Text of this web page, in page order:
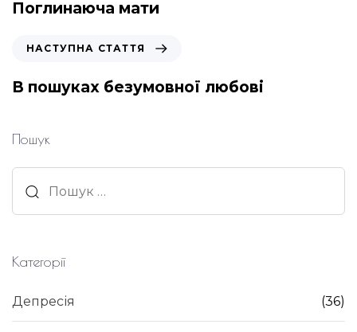
е
н
с
т
а
я
Поглинаюча мати
с
т
п
а
т
т
НАСТУПНА СТАТТЯ
В пошуках безумовної любові
Пошук
Категорії
Депресія (36)